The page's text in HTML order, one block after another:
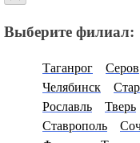
Выберите филиал:
Таганрог Серов
Челябинск
Рославль
Тверь
Ставрополь